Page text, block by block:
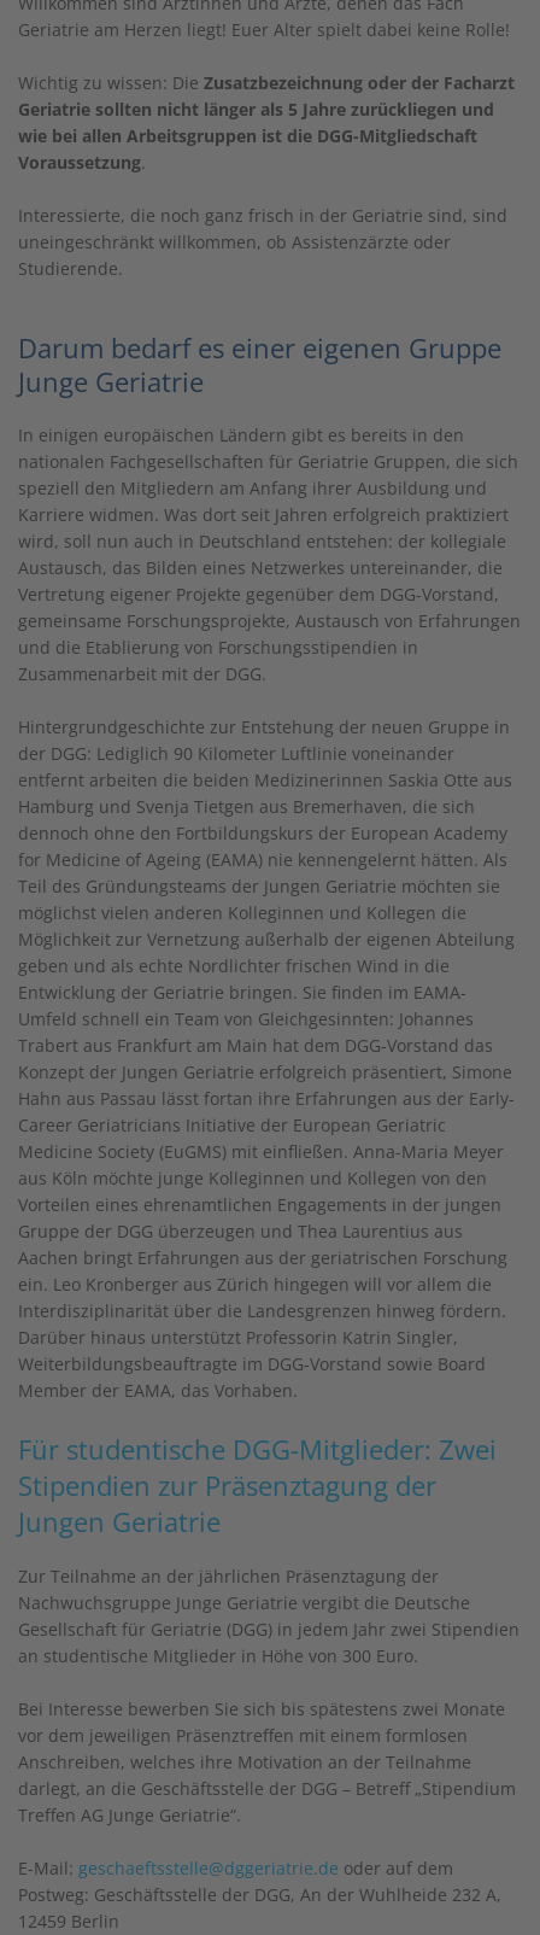
Geriatrie am Herzen liegt! Euer Alter spielt dabei keine Rolle!
Wichtig zu wissen: Die Zusatzbezeichnung oder der Facharzt
Geriatrie sollten nicht länger als 5 Jahre zurückliegen und
wie bei allen Arbeitsgruppen ist die DGG-Mitgliedschaft
Voraussetzung.
Interessierte, die noch ganz frisch in der Geriatrie sind, sind
uneingeschränkt willkommen, ob Assistenzärzte oder
Studierende.
Darum bedarf es einer eigenen Gruppe
Junge Geriatrie
In einigen europäischen Ländern gibt es bereits in den
nationalen Fachgesellschaften für Geriatrie Gruppen, die sich
speziell den Mitgliedern am Anfang ihrer Ausbildung und
Karriere widmen. Was dort seit Jahren erfolgreich praktiziert
wird, soll nun auch in Deutschland entstehen: der kollegiale
Austausch, das Bilden eines Netzwerkes untereinander, die
Vertretung eigener Projekte gegenüber dem DGG-Vorstand,
gemeinsame Forschungsprojekte, Austausch von Erfahrungen
und die Etablierung von Forschungsstipendien in
Zusammenarbeit mit der DGG.
Hintergrundgeschichte zur Entstehung der neuen Gruppe in
der DGG: Lediglich 90 Kilometer Luftlinie voneinander
entfernt arbeiten die beiden Medizinerinnen Saskia Otte aus
Hamburg und Svenja Tietgen aus Bremerhaven, die sich
dennoch ohne den Fortbildungskurs der European Academy
for Medicine of Ageing (EAMA) nie kennengelernt hätten. Als
Teil des Gründungsteams der Jungen Geriatrie möchten sie
möglichst vielen anderen Kolleginnen und Kollegen die
Möglichkeit zur Vernetzung außerhalb der eigenen Abteilung
geben und als echte Nordlichter frischen Wind in die
Entwicklung der Geriatrie bringen. Sie finden im EAMA-
Umfeld schnell ein Team von Gleichgesinnten: Johannes
Trabert aus Frankfurt am Main hat dem DGG-Vorstand das
Konzept der Jungen Geriatrie erfolgreich präsentiert, Simone
Hahn aus Passau lässt fortan ihre Erfahrungen aus der Early-
Career Geriatricians Initiative der European Geriatric
Medicine Society (EuGMS) mit einfließen. Anna-Maria Meyer
aus Köln möchte junge Kolleginnen und Kollegen von den
Vorteilen eines ehrenamtlichen Engagements in der jungen
Gruppe der DGG überzeugen und Thea Laurentius aus
Aachen bringt Erfahrungen aus der geriatrischen Forschung
ein. Leo Kronberger aus Zürich hingegen will vor allem die
Interdisziplinarität über die Landesgrenzen hinweg fördern.
Darüber hinaus unterstützt Professorin Katrin Singler,
Weiterbildungsbeauftragte im DGG-Vorstand sowie Board
Member der EAMA, das Vorhaben.
Für studentische DGG-Mitglieder: Zwei
Stipendien zur Präsenztagung der
Jungen Geriatrie
Zur Teilnahme an der jährlichen Präsenztagung der
Nachwuchsgruppe Junge Geriatrie vergibt die Deutsche
Gesellschaft für Geriatrie (DGG) in jedem Jahr zwei Stipendien
an studentische Mitglieder in Höhe von 300 Euro.
Bei Interesse bewerben Sie sich bis spätestens zwei Monate
vor dem jeweiligen Präsenztreffen mit einem formlosen
Anschreiben, welches ihre Motivation an der Teilnahme
darlegt, an die Geschäftsstelle der DGG – Betreff „Stipendium
Treffen AG Junge Geriatrie“.
E-Mail: geschaeftsstelle@dggeriatrie.de oder auf dem
Postweg: Geschäftsstelle der DGG, An der Wuhlheide 232 A,
12459 Berlin